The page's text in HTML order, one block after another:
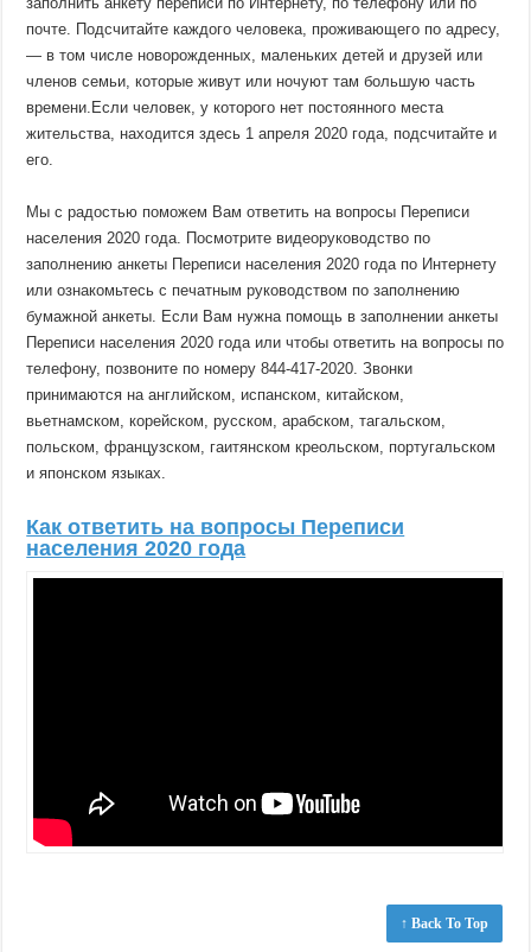
почте. Подсчитайте каждого человека, проживающего по адресу,
— в том числе новорожденных, маленьких детей и друзей или
членов семьи, которые живут или ночуют там большую часть
времени.Если человек, у которого нет постоянного места
жительства, находится здесь 1 апреля 2020 года, подсчитайте и
его.
Мы с радостью поможем Вам ответить на вопросы Переписи
населения 2020 года. Посмотрите видеоруководство по
заполнению анкеты Переписи населения 2020 года по Интернету
или ознакомьтесь с печатным руководством по заполнению
бумажной анкеты. Если Вам нужна помощь в заполнении анкеты
Переписи населения 2020 года или чтобы ответить на вопросы по
телефону, позвоните по номеру 844-417-2020. Звонки
принимаются на английском, испанском, китайском,
вьетнамском, корейском, русском, арабском, тагальском,
польском, французском, гаитянском креольском, португальском
и японском языках.
Как ответить на вопросы Переписи
населения 2020 года
↑ Back To Top